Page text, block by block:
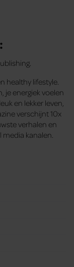
healthy lifestyle.
je energiek voelen
en lekker leven,
verschijnt 10x
verhalen en
kanalen.